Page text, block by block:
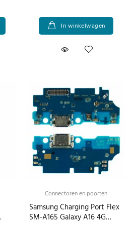
In winkelwagen
Connectoren en poorten
Samsung Charging Port Flex
SM-A165 Galaxy A16 4G